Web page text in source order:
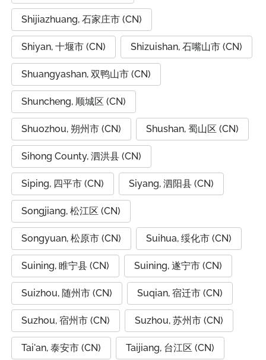
Shijiazhuang, 石家庄市 (CN)
Shiyan, 十堰市 (CN) Shizuishan, 石嘴山市 (CN)
Shuangyashan, 双鸭山市 (CN)
Shuncheng, 顺城区 (CN)
Shuozhou, 朔州市 (CN) Shushan, 蜀山区 (CN)
Sihong County, 泗洪县 (CN)
Siping, 四平市 (CN) Siyang, 泗阳县 (CN)
Songjiang, 松江区 (CN)
Songyuan, 松原市 (CN) Suihua, 绥化市 (CN)
Suining, 睢宁县 (CN) Suining, 遂宁市 (CN)
Suizhou, 随州市 (CN) Suqian, 宿迁市 (CN)
Suzhou, 宿州市 (CN) Suzhou, 苏州市 (CN)
Tai'an, 泰安市 (CN) Taijiang, 台江区 (CN)